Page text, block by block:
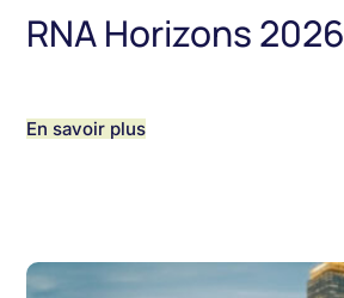
RNA Horizons 2026
En savoir plus